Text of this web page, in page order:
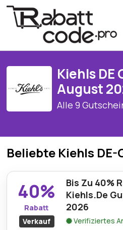
Kiehls
August
Alle 9
Beliebte Kiehls
40%
Rabatt
Verkauf
Bis Zu 40%
Kiehls.De
2026
Verifiziertes